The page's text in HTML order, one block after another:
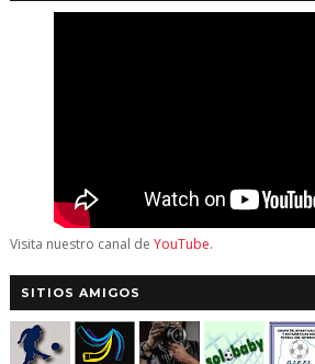
Visita nuestro canal de YouTube.
SITIOS AMIGOS